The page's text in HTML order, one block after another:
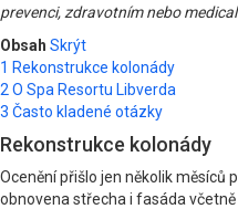
prevenci, zdravotním nebo
Obsah Skrýt
1 Rekonstrukce kolonády
2 O Spa Resortu Libverda
3 Často kladené otázky
Rekonstrukce kolonády
Ocenění přišlo jen několik měsíců
obnovena střecha i fasáda